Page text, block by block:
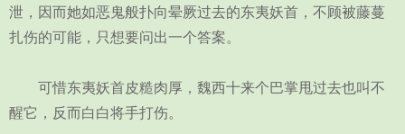
泄，因而她如恶鬼般扑向晕厥过去的东夷妖首，不顾被藤蔓
扎伤的可能，只想要问出一个答案。
可惜东夷妖首皮糙肉厚，魏西十来个巴掌甩过去也叫不
醒它，反而白白将手打伤。